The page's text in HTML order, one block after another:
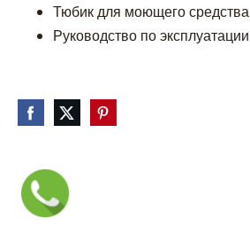
Тюбик для моющего средства
Руководство по эксплуатации